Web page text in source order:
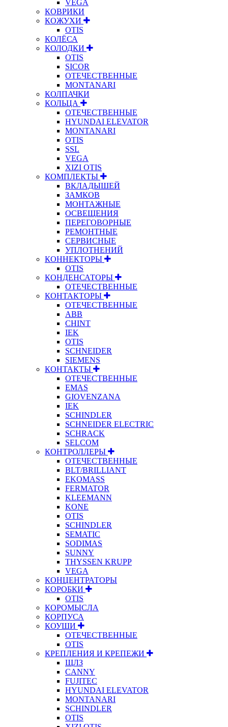
VEGA
КОВРИКИ
КОЖУХИ
OTIS
КОЛЁСА
КОЛОДКИ
OTIS
SICOR
ОТЕЧЕСТВЕННЫЕ
MONTANARI
КОЛПАЧКИ
КОЛЬЦА
ОТЕЧЕСТВЕННЫЕ
HYUNDAI ELEVATOR
MONTANARI
OTIS
SSL
VEGA
XIZI OTIS
КОМПЛЕКТЫ
ВКЛАДЫШЕЙ
ЗАМКОВ
МОНТАЖНЫЕ
ОСВЕЩЕНИЯ
ПЕРЕГОВОРНЫЕ
РЕМОНТНЫЕ
СЕРВИСНЫЕ
УПЛОТНЕНИЙ
КОННЕКТОРЫ
OTIS
КОНДЕНСАТОРЫ
ОТЕЧЕСТВЕННЫЕ
КОНТАКТОРЫ
ОТЕЧЕСТВЕННЫЕ
ABB
CHINT
IEK
OTIS
SCHNEIDER
SIEMENS
КОНТАКТЫ
ОТЕЧЕСТВЕННЫЕ
EMAS
GIOVENZANA
IEK
SCHINDLER
SCHNEIDER ELECTRIC
SCHRACK
SELCOM
КОНТРОЛЛЕРЫ
ОТЕЧЕСТВЕННЫЕ
BLT/BRILLIANT
EKOMASS
FERMATOR
KLEEMANN
KONE
OTIS
SCHINDLER
SEMATIC
SODIMAS
SUNNY
THYSSEN KRUPP
VEGA
КОНЦЕНТРАТОРЫ
КОРОБКИ
OTIS
КОРОМЫСЛА
КОРПУСА
КОУШИ
ОТЕЧЕСТВЕННЫЕ
OTIS
КРЕПЛЕНИЯ И КРЕПЕЖИ
ЩЛЗ
CANNY
FUJITEC
HYUNDAI ELEVATOR
MONTANARI
SCHINDLER
OTIS